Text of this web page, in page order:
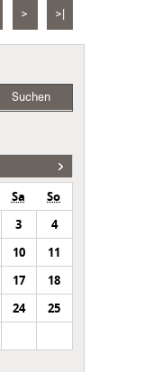
> >|
Suchen
Sa
So
3
4
10
11
17
18
24
25